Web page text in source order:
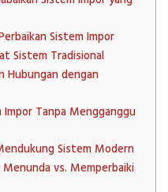
Sistem Impor
Sistem Tradisional
Hubungan dengan
Impor Tanpa Mengganggu
Sistem Modern
vs. Memperbaiki